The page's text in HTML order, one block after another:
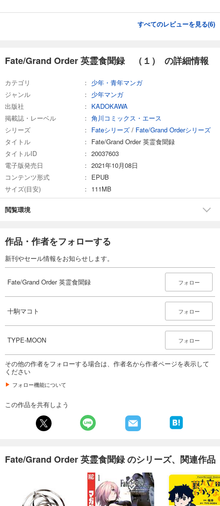
すべてのレビューを見る(6)
Fate/Grand Order 英霊食聞録 （１） の詳細情報
カテゴリ
少年・青年マンガ
ジャンル
少年マンガ
出版社
KADOKAWA
掲載誌・レーベル
角川コミックス・エース
シリーズ
Fateシリーズ / Fate/Grand Orderシリーズ
タイトル
Fate/Grand Order 英霊食聞録
タイトルID
20037603
電子版発売日
2021年10月08日
コンテンツ形式
EPUB
サイズ(目安)
111MB
閲覧環境
作品・作者をフォローする
新刊やセール情報をお知らせします。
Fate/Grand Order 英霊食聞録 フォロー
十駒マコト フォロー
TYPE-MOON フォロー
その他の作者をフォローする場合は、作者名から作者ページを表示して
ください
フォロー機能について
この作品を共有しよう
Fate/Grand Order 英霊食聞録 のシリーズ、関連作品